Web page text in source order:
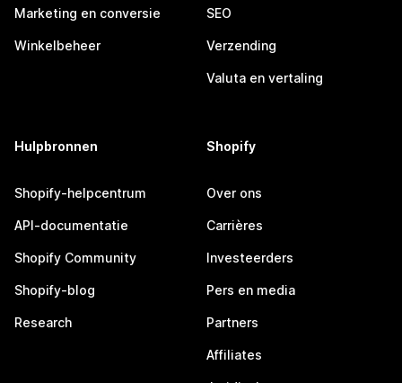
Marketing en conversie
Winkelbeheer
SEO
Verzending
Valuta en vertaling
Hulpbronnen
Shopify-helpcentrum
API-documentatie
Shopify Community
Shopify-blog
Research
Shopify
Over ons
Carrières
Investeerders
Pers en media
Partners
Affiliates